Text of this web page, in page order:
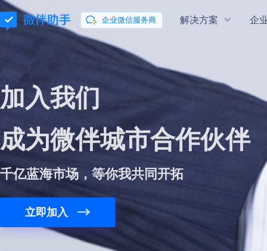
企业微信服务商 解决方案
会话内容存档
助力企业合规有序地向客户提供服务
混合云部署
会话数据私有
微信客服 微伴 数据分析
零售行业解决方案 教育行业解
企
玩转企业微信 微伴私域流量
加入我们
成为微伴城市合作伙伴
千亿蓝海市场，等你我共同开拓
立即加入